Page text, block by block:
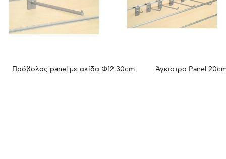
Πρόβολος panel με ακίδα Φ12 30cm Άγκιστρο Panel